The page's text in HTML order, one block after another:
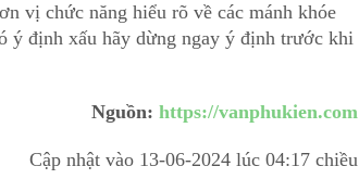
vị chức năng hiểu rõ về các mánh khóe
ý định xấu hãy dừng ngay ý định trước khi
Nguồn: https://vanphukien.com
Cập nhật vào 13-06-2024 lúc 04:17 chiều